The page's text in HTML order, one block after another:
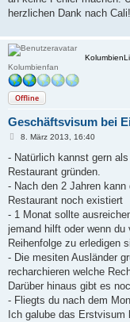
herzlichen Dank nach
Kolumbienfan
Offline
Geschäftsvisum bei
B
i
r
a
8. März 2013, 16:40
- Natürlich kannst gern
Restaurant gründen.
- Nach den 2 Jahren
Restaurant noch existiert
- 1 Monat sollte
jemand hilft oder wenn
Reihenfolge zu erledigen
- Die mesiten Ausländer
recharchieren welche
Darüber hinaus gibt es
- Fliegts du nach dem
Ich galube das